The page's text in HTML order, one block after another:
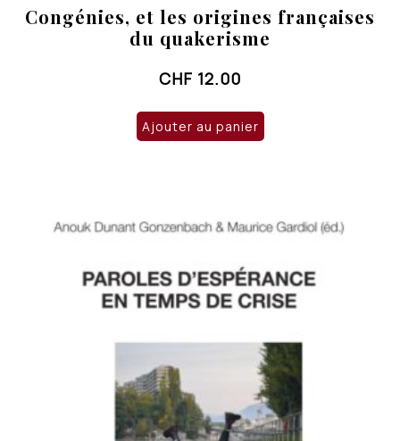
Congénies, et les origines françaises
du quakerisme
CHF 12.00
Ajouter au panier